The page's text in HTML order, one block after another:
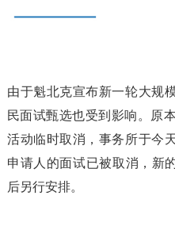
由于魁北克宣布新一轮大规
民面试甄选也受到影响。原
活动临时取消，事务所于今
申请人的面试已被取消，新
后另行安排。